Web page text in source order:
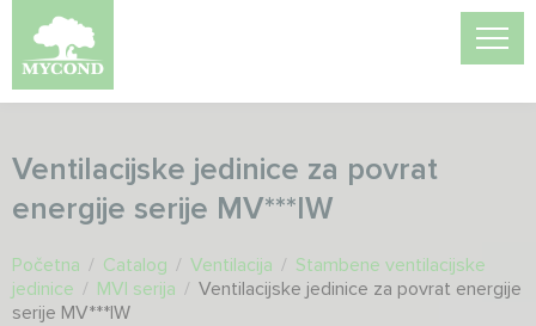
Ventilacijske jedinice za povrat
energije serije MV***IW
Početna / Catalog / Ventilacija / Stambene ventilacijske
jedinice / MVI serija / Ventilacijske jedinice za povrat energije
serije MV***IW